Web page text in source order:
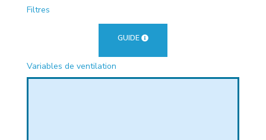
Filtres
GUIDE
Variables de ventilation